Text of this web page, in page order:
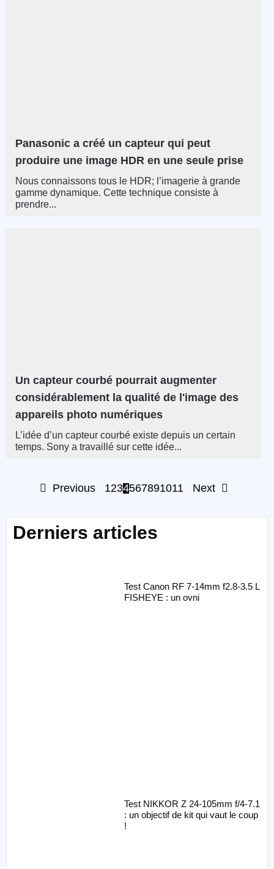
Panasonic a créé un capteur qui peut
produire une image HDR en une seule prise
Nous connaissons tous le HDR; l’imagerie à grande
gamme dynamique. Cette technique consiste à
prendre...
Un capteur courbé pourrait augmenter
considérablement la qualité de l'image des
appareils photo numériques
L’idée d’un capteur courbé existe depuis un certain
temps. Sony a travaillé sur cette idée...
Previous 1234567891011 Next
Derniers articles
Test Canon RF 7-14mm f2.8-3.5 L
FISHEYE : un ovni
Test NIKKOR Z 24-105mm f/4-7.1
: un objectif de kit qui vaut le coup
!